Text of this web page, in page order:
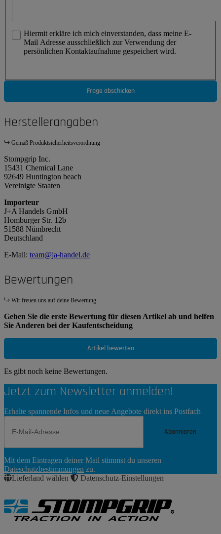
Hiermit erkläre ich mich einverstanden, dass meine E-
Mail Adresse ausschließlich zur Verwendung der
persönlichen Kontaktaufnahme gespeichert wird.
Frage abschicken
Herstellerangaben
Gemäß Produktsicherheitsverordnung
Stompgrip Inc.
15431 Chemical Lane
92649 Huntington beach
Vereinigte Staaten
Importeur
J+A Handels GmbH
Homburger Str. 12b
51588 Nümbrecht
Deutschland
E-Mail: team@ja-handel.de
Bewertungen
Wir freuen uns auf deine Bewertung
Geben Sie die erste Bewertung für diesen Artikel ab und helfen
Sie Anderen bei der Kaufentscheidung
Artikel bewerten
Es gibt noch keine Bewertungen.
Jetzt zum Newsletter anmelden!
Erhalte spannende Infos und neue Angebote direkt ins Postfach
Abonnieren
Abonnieren
Mit dem Eintragen deiner Mail stimmst du unseren
Dateschutzbestimmungen zu.
Lieferland wählen
Datenschutz-Einstellungen